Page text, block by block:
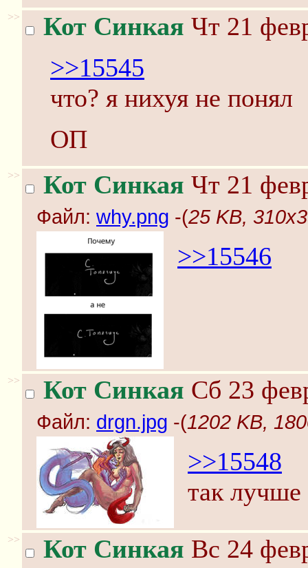
>> Кот Синкая Чт 21
>>15545
что? я нихуя не понял
ОП
>> Кот Синкая Чт 21
Файл: why.png -(25 KB,
>>15546
>> Кот Синкая Сб 23
Файл: drgn.jpg -(1202 KB,
>>15548
так лучше
>> Кот Синкая Вс 24